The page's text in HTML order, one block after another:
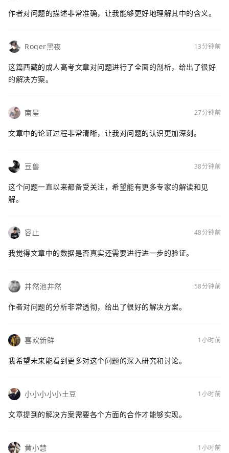
作者对问题的描述非常准确，让我能够更好地理解其中的含义。
Roger黑夜 13分钟前
这篇西藏的成人高考文章对问题进行了全面的剖析，给出了很好
的解决方案。
南星 27分钟前
文章中的论证过程非常清晰，让我对问题的认识更加深刻。
豆兽 38分钟前
这个问题一直以来都备受关注，希望能有更多专家的解读和见
解。
容止 48分钟前
我觉得文章中的数据是否真实还需要进行进一步的验证。
井然池井然 58分钟前
作者对问题的分析非常透彻，给出了很好的解决方案。
喜欢新鲜 1小时前
我希望未来能看到更多对这个问题的深入研究和讨论。
小小小小小土豆 1小时前
文章提到的解决方案需要各个方面的合作才能够实现。
黄小慧 1小时前